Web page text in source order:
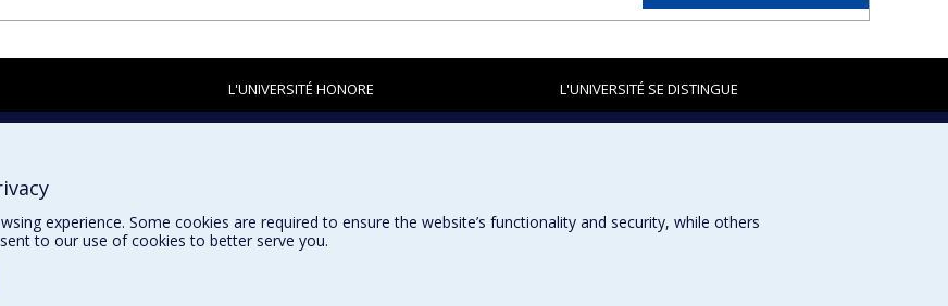
L'UNIVERSITÉ HONORE L'UNIVERSITÉ SE DISTINGUE
experience. Some cookies are required to ensure the website’s functionality and security, while others
to our use of cookies to better serve you.